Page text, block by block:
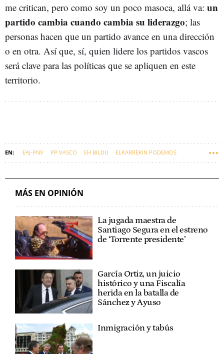
me critican, pero como soy un poco masoca, allá va: un
partido cambia cuando cambia su liderazgo; las
personas hacen que un partido avance en una dirección
o en otra. Así que, sí, quien lidere los partidos vascos
será clave para las políticas que se apliquen en este
territorio.
EAJ-PNV PP VASCO EH BILDU ELKARREKIN PODEMOS
MÁS EN OPINIÓN
La jugada maestra de
Santiago Segura en el estreno
de ‘Torrente presidente’
García Ortiz, un juicio
histórico y una Fiscalía
herida en la batalla de
Sánchez y Ayuso
Inmigración y tabús